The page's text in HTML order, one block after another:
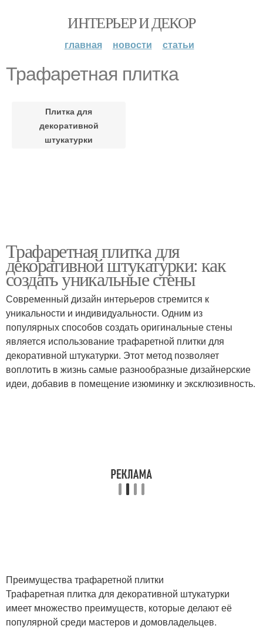
ИНТЕРЬЕР И ДЕКОР
главная новости статьи
Трафаретная плитка
Плитка для
декоративной
штукатурки
Трафаретная плитка для
декоративной штукатурки: как
создать уникальные стены
Современный дизайн интерьеров стремится к
уникальности и индивидуальности. Одним из
популярных способов создать оригинальные стены
является использование трафаретной плитки для
декоративной штукатурки. Этот метод позволяет
воплотить в жизнь самые разнообразные дизайнерские
идеи, добавив в помещение изюминку и эксклюзивность.
Преимущества трафаретной плитки
Трафаретная плитка для декоративной штукатурки
имеет множество преимуществ, которые делают её
популярной среди мастеров и домовладельцев.